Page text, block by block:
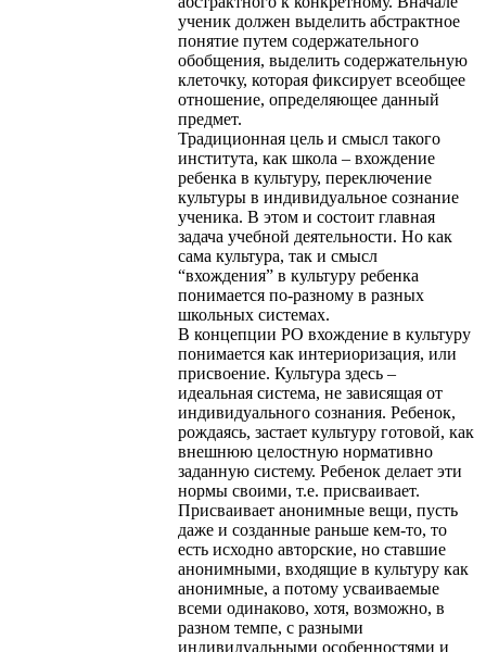
ученик должен выделить абстрактное
понятие путем содержательного
обобщения, выделить содержательную
клеточку, которая фиксирует всеобщее
отношение, определяющее данный
предмет.
Традиционная цель и смысл такого
института, как школа – вхождение
ребенка в культуру, переключение
культуры в индивидуальное сознание
ученика. В этом и состоит главная
задача учебной деятельности. Но как
сама культура, так и смысл
“вхождения” в культуру ребенка
понимается по-разному в разных
школьных системах.
В концепции РО вхождение в культуру
понимается как интериоризация, или
присвоение. Культура здесь –
идеальная система, не зависящая от
индивидуального сознания. Ребенок,
рождаясь, застает культуру готовой, как
внешнюю целостную нормативно
заданную систему. Ребенок делает эти
нормы своими, т.е. присваивает.
Присваивает анонимные вещи, пусть
даже и созданные раньше кем-то, то
есть исходно авторские, но ставшие
анонимными, входящие в культуру как
анонимные, а потому усваиваемые
всеми одинаково, хотя, возможно, в
разном темпе, с разными
индивидуальными особенностями и